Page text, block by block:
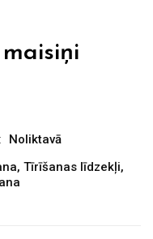
Noliktavā
, Tīrīšanas līdzekļi,